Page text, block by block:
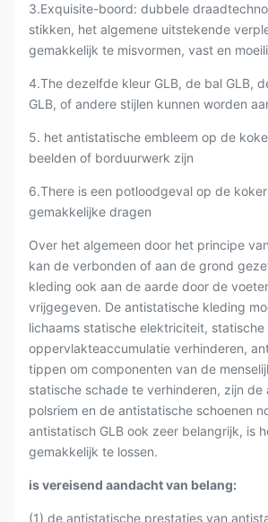
3.Exquisite-boord: dubbele
stikken, het algemene uitstekende
gemakkelijk te misvormen, vast en
4.The dezelfde kleur GLB, de bal GLB,
GLB, of andere stijlen kunnen worden
5. het antistatische embleem op de
beelden of borduurwerk zijn
6.There is een potloodgeval op de
gemakkelijke dragen
Over het algemeen door het principe
kan de verbonden of aan de grond
kleding ook aan de aarde door de
vrijgegeven. De antistatische kleding
lichaams statische elektriciteit, statische
oppervlakteaccumulatie verhinderen,
tippen om componenten van de
statische schade te verhinderen, zijn de
polsriem en de antistatische schoenen
antistatisch GLB ook zeer belangrijk, is
gemakkelijk te lossen.
is vereisend aandacht van belang:
(1) de antistatische prestaties van